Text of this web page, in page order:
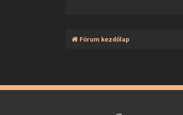
Fórum kezdőlap